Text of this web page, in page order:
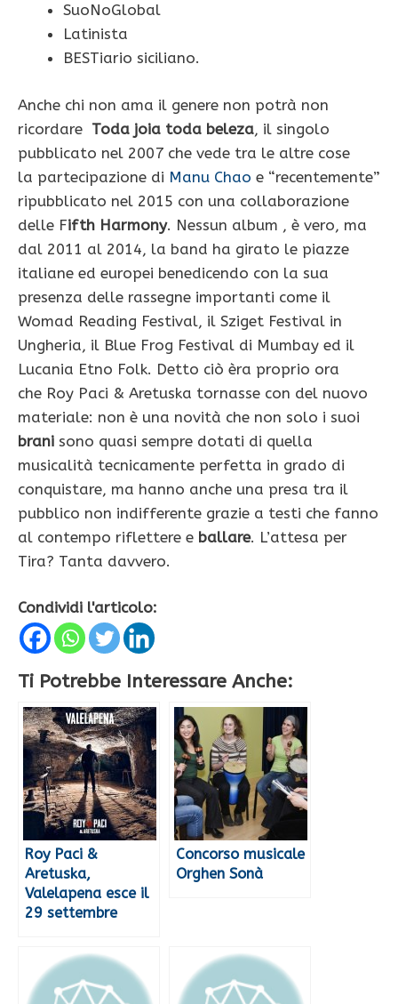
SuoNoGlobal
Latinista
BESTiario siciliano.
Anche chi non ama il genere non potrà non
ricordare Toda joia toda beleza, il singolo
pubblicato nel 2007 che vede tra le altre cose
la partecipazione di Manu Chao e “recentemente”
ripubblicato nel 2015 con una collaborazione
delle Fifth Harmony. Nessun album , è vero, ma
dal 2011 al 2014, la band ha girato le piazze
italiane ed europei benedicendo con la sua
presenza delle rassegne importanti come il
Womad Reading Festival, il Sziget Festival in
Ungheria, il Blue Frog Festival di Mumbay ed il
Lucania Etno Folk. Detto ciò èra proprio ora
che Roy Paci & Aretuska tornasse con del nuovo
materiale: non è una novità che non solo i suoi
brani sono quasi sempre dotati di quella
musicalità tecnicamente perfetta in grado di
conquistare, ma hanno anche una presa tra il
pubblico non indifferente grazie a testi che fanno
al contempo riflettere e ballare. L’attesa per
Tira? Tanta davvero.
Condividi l'articolo:
Ti Potrebbe Interessare Anche:
Roy Paci &
Aretuska,
Valelapena esce il
29 settembre
Concorso musicale
Orghen Sonà